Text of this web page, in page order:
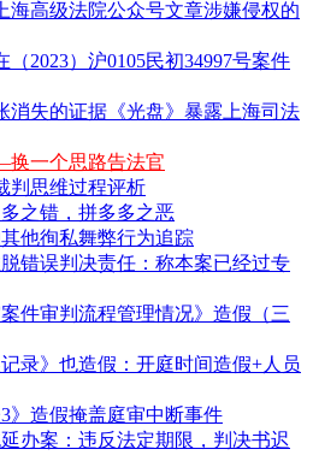
海高级法院公众号文章涉嫌侵权的
（2023）沪0105民初34997号案件
消失的证据《光盘》暴露上海司法
一个思路告法官
判思维过程评析
之错，拼多多之恶
他徇私舞弊行为追踪
错误判决责任：称本案已经过专
件审判流程管理情况》造假（三
录》也造假：开庭时间造假+人员
》造假掩盖庭审中断事件
办案：违反法定期限，判决书迟